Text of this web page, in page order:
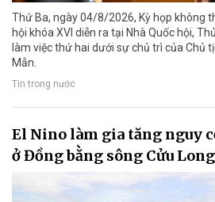
Thứ Ba, ngày 04/8/2026, Kỳ họp không
hội khóa XVI diễn ra tại Nhà Quốc hội,
làm việc thứ hai dưới sự chủ trì của Chủ
Mẫn.
Tin trong nước
El Nino làm gia tăng nguy
ở Đồng bằng sông Cửu Long